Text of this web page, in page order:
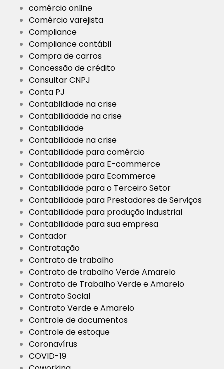
comércio online
Comércio varejista
Compliance
Compliance contábil
Compra de carros
Concessão de crédito
Consultar CNPJ
Conta PJ
Contabildiade na crise
Contabilidadde na crise
Contabilidade
Contabilidade na crise
Contabilidade para comércio
Contabilidade para E-commerce
Contabilidade para Ecommerce
Contabilidade para o Terceiro Setor
Contabilidade para Prestadores de Serviços
Contabilidade para produção industrial
Contabilidade para sua empresa
Contador
Contratação
Contrato de trabalho
Contrato de trabalho Verde Amarelo
Contrato de Trabalho Verde e Amarelo
Contrato Social
Contrato Verde e Amarelo
Controle de documentos
Controle de estoque
Coronavírus
COVID-19